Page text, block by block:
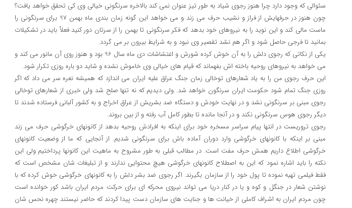
سئوالی که وجود دارد چرا هنوز رجوی شیاد به طور تیز عنوان نمی کند بالاخره سرنگونی خیالی وی کی تحقق خواهد یافت؟
چون هنوز در حرفهایش از فراز و نشیب حرف می زند و می خواهد این گونه زمان بندی ماه بهمن 97 برای سرنگونی را
ماست مالی کند و این نوید را به نیروهای خود بدهد که فکر سرنگونی تا بهمن را از سرتان دور کنید فعلاٌ باید در تشکیلات
بمانید تا فرجی حاصل شود و اگر هم نشد تقصیر وی نبود و به شرایط بیرون بر می گردد.
یکی از نکاتی که رجوی دلش را به آن خوش کرده شورش و اغتشاشات دی ماه سال 96 بود و هنوز روی آن مانور می کند و
می خواهد به نیروهای روحیه باخته اش بفهماند که قیام های خیالی وی خاموش نشده و شاید دو باره روزی تکرار شود.
این حرف رجوی من را به یاد شعارهای توخالی زمان جنگ عراق علیه ایران می اندازد که همیشه نعره سر می داد که اگر
روزی جنگ تمام شود حکومت ایران سرنگون خواهد شد. ولی دیدیم که نه تنها صلح شد ولی خبری از شعارهای توخالی
رجوی مبنی بر سرنگونی نشد و در نهایت خودش و دستگاه ضد بشریش از عراق اخراج و به کشور آلبانی فرستاده شدند تا
دیگر رجوی هوس سرنگونی نکند و در آنجا مانده تا بطور کامل آب رفته و از بین بروند.
رجوی تروریست در انتها پیام سراسر مسخره خود برای اینکه به افرادش روحیه بدهد از کانونهای خرگوشی حرف می زند
مبنی بر اینکه با کانونهای خرگوشی وارد دوران آماده باش برای سرنگونی شدیم. از آنجایی که ما از وضعیت کانونهای
خرگوشی اطلاع داریم همش حرف مفت است. در مطالب قبلی به طور مشروح به ماهیت این کانونها پرداختیم ولی این
نکته را باید اشاره نمود که این به اصطلاح کانونهای خرگوشی هیچ محتوایی ندارند و از تبلیغات شان مشخص است که
فقط فیلمی تهیه نموده تا پول خود را از سازمان بگیرند. اگر رجوی ضد بشر دلش را به کانونهای خرگوشی خوش کرده که با
نوشتن شعار در جنگل و کوه و یا در کنار دریا می تواند نیروی محرکه ای برای حرکت مردم ایران باشد کور خوانده است
چون مردم ایران به اشراف کاملی از خیانت ها و جنایت های سازمان دست پیدا کردند که حاضر نیستند چهره نحس شان